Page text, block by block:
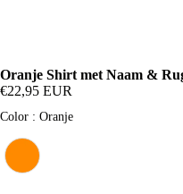
Oranje Shirt met Naam &
€22,95 EUR
Color : OranjeColor